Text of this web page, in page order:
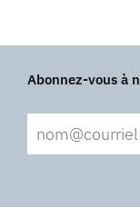
Abonnez-vous à